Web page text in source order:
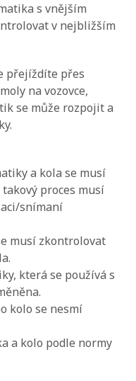
s vnějším
v nejbližším
přejíždíte přes
na vozovce,
se může rozpojit a
a kola se musí
proces musí
snímaní
musí zkontrolovat
která se používá s
kolo se nesmí
a kolo podle normy